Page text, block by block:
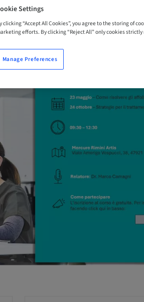
NOW
Settings
clicking “Accept All Cookies”, you agree to the storing of
efforts. By clicking “Reject All” only cookies
Manage Preferences